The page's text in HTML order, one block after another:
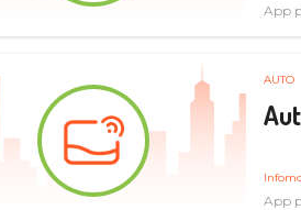
App
AUTO
App